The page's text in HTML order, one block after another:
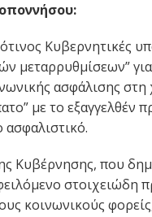
Κυβερνητικές
μεταρρυθμίσεων”
ασφάλισης
με το εξαγγελθέν
Κυβέρνησης, που
στοιχειώδη
κοινωνικούς